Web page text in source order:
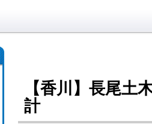
【香川】長尾
計